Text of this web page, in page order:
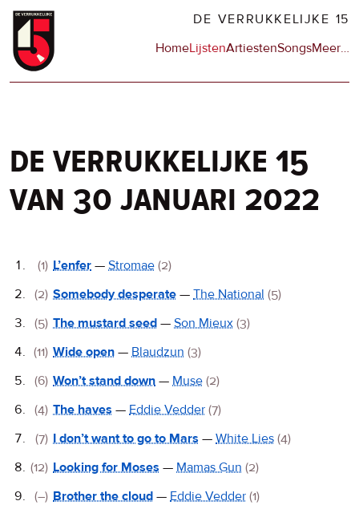
Overslaan
naar
DE VERRUKKELIJKE 15
Hoofdnavigatie
HomeLijstenArtiestenSongsMeerop
…
de verrukkelijke 15
van 30 januari 2022
De
Verrukkelijke
15
(1) L’enfer — Stromae (2)
(2) Somebody desperate — The National (5)
(5) The mustard seed — Son Mieux (3)
(11) Wide open — Blaudzun (3)
(6) Won’t stand down — Muse (2)
(4) The haves — Eddie Vedder (7)
(7) I don’t want to go to Mars — White Lies (4)
(12) Looking for Moses — Mamas Gun (2)
(–) Brother the cloud — Eddie Vedder (1)